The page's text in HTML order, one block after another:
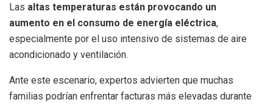
Las altas temperaturas están provocando un
aumento en el consumo de energía eléctrica,
especialmente por el uso intensivo de sistemas de aire
acondicionado y ventilación.
Ante este escenario, expertos advierten que muchas
familias podrían enfrentar facturas más elevadas durante